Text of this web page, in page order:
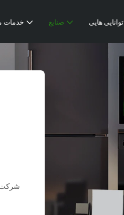
خدمات صنایع توانایی هایی
شرکت